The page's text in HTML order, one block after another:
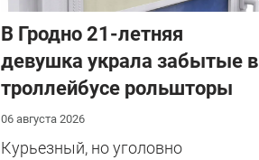
В Гродно 21-летняя
девушка украла забытые в
троллейбусе рольшторы
06 августа 2026
Курьезный, но уголовно